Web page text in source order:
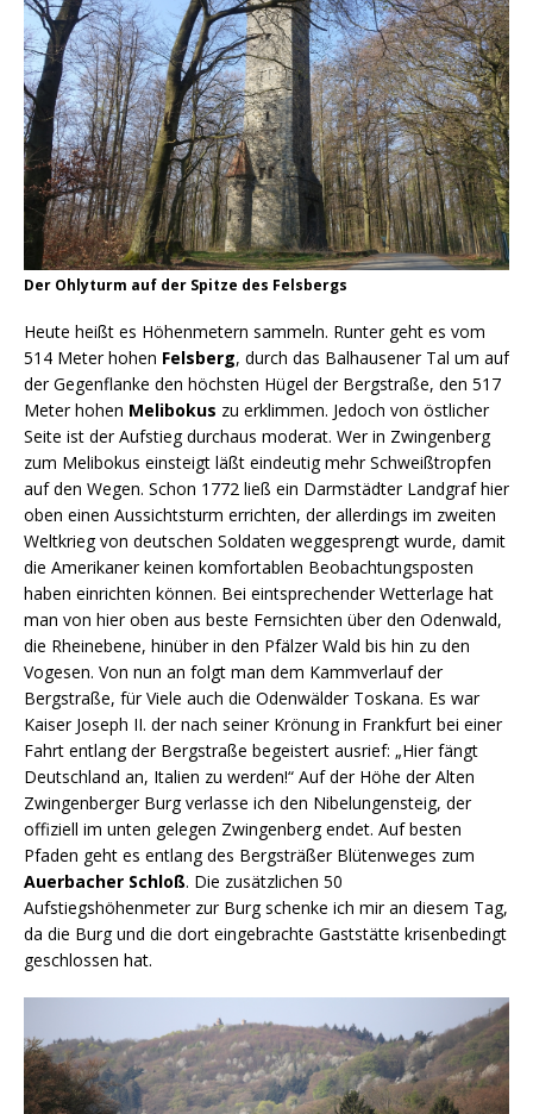
Der Ohlyturm auf der Spitze des Felsbergs
Heute heißt es Höhenmetern sammeln. Runter geht es vom
514 Meter hohen Felsberg, durch das Balhausener Tal um auf
der Gegenflanke den höchsten Hügel der Bergstraße, den 517
Meter hohen Melibokus zu erklimmen. Jedoch von östlicher
Seite ist der Aufstieg durchaus moderat. Wer in Zwingenberg
zum Melibokus einsteigt läßt eindeutig mehr Schweißtropfen
auf den Wegen. Schon 1772 ließ ein Darmstädter Landgraf hier
oben einen Aussichtsturm errichten, der allerdings im zweiten
Weltkrieg von deutschen Soldaten weggesprengt wurde, damit
die Amerikaner keinen komfortablen Beobachtungsposten
haben einrichten können. Bei eintsprechender Wetterlage hat
man von hier oben aus beste Fernsichten über den Odenwald,
die Rheinebene, hinüber in den Pfälzer Wald bis hin zu den
Vogesen. Von nun an folgt man dem Kammverlauf der
Bergstraße, für Viele auch die Odenwälder Toskana. Es war
Kaiser Joseph II. der nach seiner Krönung in Frankfurt bei einer
Fahrt entlang der Bergstraße begeistert ausrief: „Hier fängt
Deutschland an, Italien zu werden!“ Auf der Höhe der Alten
Zwingenberger Burg verlasse ich den Nibelungensteig, der
offiziell im unten gelegen Zwingenberg endet. Auf besten
Pfaden geht es entlang des Bergsträßer Blütenweges zum
Auerbacher Schloß. Die zusätzlichen 50
Aufstiegshöhenmeter zur Burg schenke ich mir an diesem Tag,
da die Burg und die dort eingebrachte Gaststätte krisenbedingt
geschlossen hat.